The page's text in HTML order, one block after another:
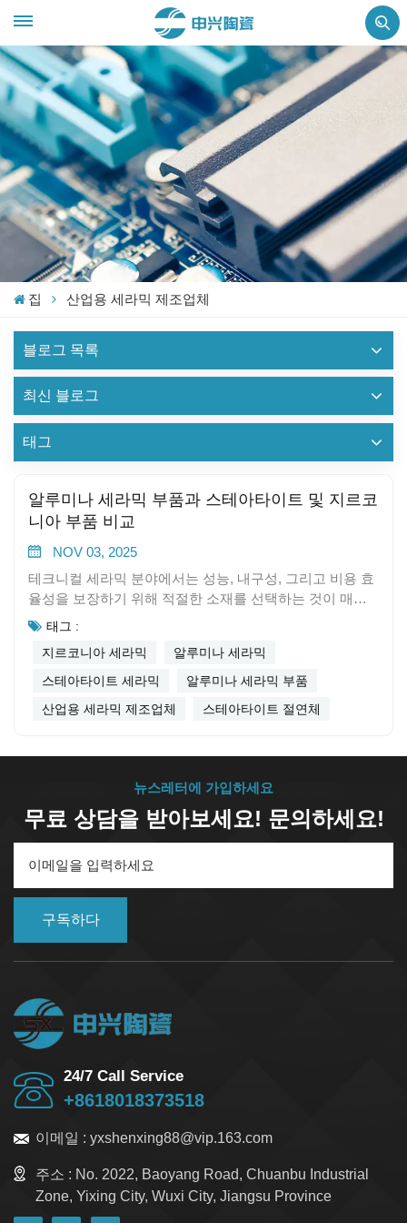
집 산업용 세라믹 제조업체
블로그 목록
최신 블로그
태그
알루미나 세라믹 부품과 스테아타이트 및 지르코
니아 부품 비교
NOV 03, 2025
테크니컬 세라믹 분야에서는 성능, 내구성, 그리고 비용 효
율성을 보장하기 위해 적절한 소재를 선택하는 것이 매우
중요합니다. 가장 일반적인 옵션으로는 알루미나 세라믹
계적, 전기적 특성으로 유명합니다.주요 차이점을 이해하
면 엔지니어, 설계자, 산업 장비 제조업체가 전기 절연, 고
한 세라믹 솔루션을 선택하는 데 도움이 됩니다. 알루미나
널리 사용되는 기술 세라믹입니다. 알루미나 세라믹 부품
은 고전압 전기 시스템, 기계적 씰 및 정밀 절연체에 이상적
입니다.스테아타이트 세라믹 (MgSiO₃):뛰어난 유전 특성과
비용 효율성으로 유명한 스테아타이트 세라믹 절연체는 종
라믹 (ZrO₂):지르코니아 세라믹 부품은 뛰어난 인성과 고온
요구되는 분야에 이상적입니다. 재산알루미나 세라믹스테
아타이트 세라믹지르코니아 세라믹경도★★★★★ (높
★★★★☆★★☆☆☆★★★★★유전 강도
작동 온도1600°C1000°C2200°C비용중간낮은높은 전기 및
산업 분야의 응용 분야알루미나 세라믹 부품:전기 절연, 고
전압 단자, 센서 하우징 및 기계적 스페이서에 사용됩니다.
장합니다.스테아타이트 세라믹 구성 요소:열팽창이 낮고
가격이 저렴하기 때문에 스위치기어, 저항기, 저가형 전기
저항성과 정밀 가공이 요구되는 의료 기기, 밸브, 자동차 센
라믹 중에서 선택할 때 다음 사항을 고려하세요.작동 온도:
1500°C 이상의 환경에서는 알루미나나 지르코니아가 가장
좋습니다.비용 민감도: 스테아타이트는 대량 생산, 저렴한
태그 :
지르코니아 세라믹
알루미나 세라믹
스테아타이트 세라믹
알루미나 세라믹 부품
산업용 세라믹 제조업체
스테아타이트 절연체
뉴스레터에 가입하세요
무료 상담을 받아보세요! 문의하세요!
구독하다
24/7 Call Service
+8618018373518
이메일 : yxshenxing88@vip.163.com
주소 : No. 2022, Baoyang Road, Chuanbu Industrial
Zone, Yixing City, Wuxi City, Jiangsu Province